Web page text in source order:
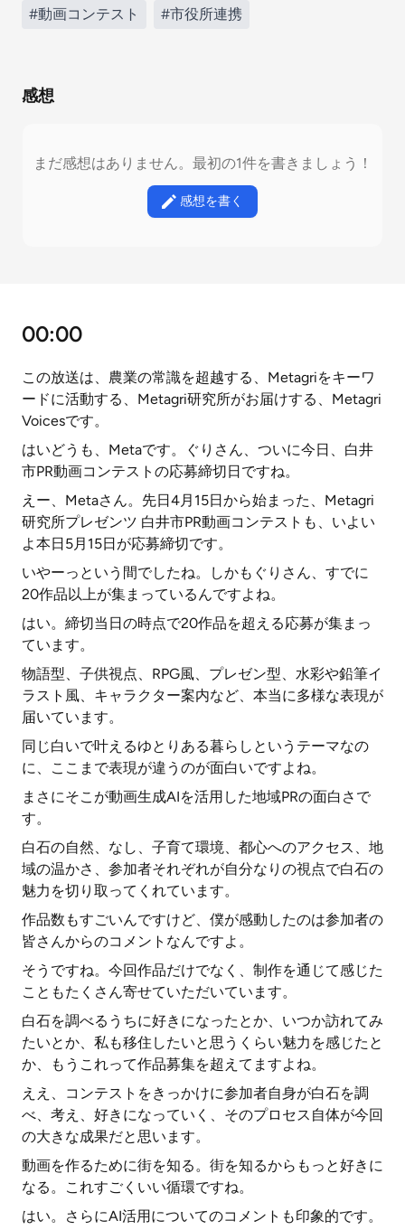
#動画コンテスト #市役所連携
感想
まだ感想はありません。最初の1件を書きましょう！
感想を書く
00:00
この放送は、農業の常識を超越する、Metagriをキーワ
ードに活動する、Metagri研究所がお届けする、Metagri
Voicesです。
はいどうも、Metaです。ぐりさん、ついに今日、白井
市PR動画コンテストの応募締切日ですね。
えー、Metaさん。先日4月15日から始まった、Metagri
研究所プレゼンツ 白井市PR動画コンテストも、いよい
よ本日5月15日が応募締切です。
いやーっという間でしたね。しかもぐりさん、すでに
20作品以上が集まっているんですよね。
はい。締切当日の時点で20作品を超える応募が集まっ
ています。
物語型、子供視点、RPG風、プレゼン型、水彩や鉛筆イ
ラスト風、キャラクター案内など、本当に多様な表現が
届いています。
同じ白いで叶えるゆとりある暮らしというテーマなの
に、ここまで表現が違うのが面白いですよね。
まさにそこが動画生成AIを活用した地域PRの面白さで
す。
白石の自然、なし、子育て環境、都心へのアクセス、地
域の温かさ、参加者それぞれが自分なりの視点で白石の
魅力を切り取ってくれています。
作品数もすごいんですけど、僕が感動したのは参加者の
皆さんからのコメントなんですよ。
そうですね。今回作品だけでなく、制作を通じて感じた
こともたくさん寄せていただいています。
白石を調べるうちに好きになったとか、いつか訪れてみ
たいとか、私も移住したいと思うくらい魅力を感じたと
か、もうこれって作品募集を超えてますよね。
ええ、コンテストをきっかけに参加者自身が白石を調
べ、考え、好きになっていく、そのプロセス自体が今回
の大きな成果だと思います。
動画を作るために街を知る。街を知るからもっと好きに
なる。これすごくいい循環ですね。
はい。さらにAI活用についてのコメントも印象的です。